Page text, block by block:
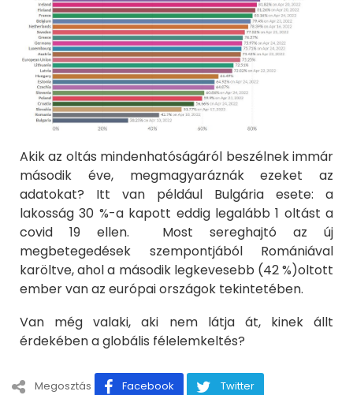
Akik az oltás mindenhatóságáról beszélnek immár
második éve, megmagyaráznák ezeket az
adatokat? Itt van például Bulgária esete: a
lakosság 30 %-a kapott eddig legalább 1 oltást a
covid 19 ellen. Most sereghajtó az új
megbetegedések szempontjából Romániával
karöltve, ahol a második legkevesebb (42 %)oltott
ember van az európai országok tekintetében.
Van még valaki, aki nem látja át, kinek állt
érdekében a globális félelemkeltés?
Megosztás Facebook Twitter